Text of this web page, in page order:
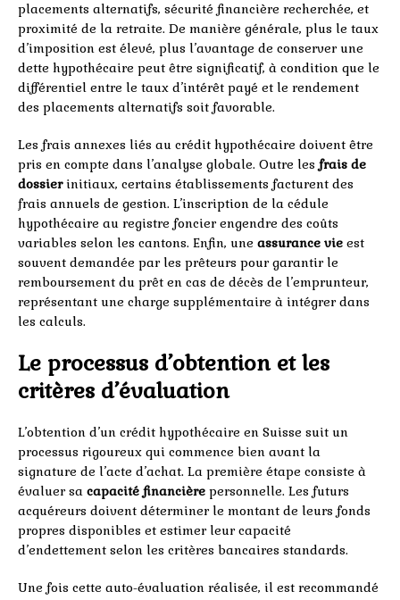
placements alternatifs, sécurité financière recherchée, et
proximité de la retraite. De manière générale, plus le taux
d’imposition est élevé, plus l’avantage de conserver une
dette hypothécaire peut être significatif, à condition que le
différentiel entre le taux d’intérêt payé et le rendement
des placements alternatifs soit favorable.
Les frais annexes liés au crédit hypothécaire doivent être
pris en compte dans l’analyse globale. Outre lesfrais de
dossierinitiaux, certains établissements facturent des
frais annuels de gestion. L’inscription de la cédule
hypothécaire au registre foncier engendre des coûts
variables selon les cantons. Enfin, une assurance vie est
souvent demandée par les prêteurs pour garantir le
remboursement du prêt en cas de décès de l’emprunteur,
représentant une charge supplémentaire à intégrer dans
les calculs.
Le processus d’obtention et les
critères d’évaluation
L’obtention d’un crédit hypothécaire en Suisse suit un
processus rigoureux qui commence bien avant la
signature de l’acte d’achat. La première étape consiste à
évaluer sa capacité financière personnelle. Les futurs
acquéreurs doivent déterminer le montant de leurs fonds
propres disponibles et estimer leur capacité
d’endettement selon les critères bancaires standards.
Une fois cette auto-évaluation réalisée, il est recommandé